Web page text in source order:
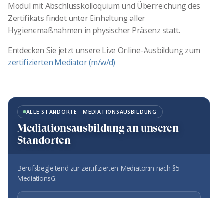
Modul mit Abschlusskolloquium und Überreichung des
Zertifikats findet unter Einhaltung aller
Hygienemaßnahmen in physischer Präsenz statt.
Entdecken Sie jetzt unsere Live Online-Ausbildung zum
zertifizierten Mediator (m/w/d)
ALLE STANDORTE · MEDIATIONSAUSBILDUNG
Mediationsausbildung an unseren
Standorten
Berufsbegleitend zur zertifizierten Mediator:in nach §5
MediationsG.